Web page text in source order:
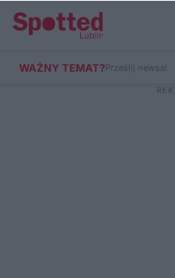
WAŻNY TEMAT?Prześlij newsa!